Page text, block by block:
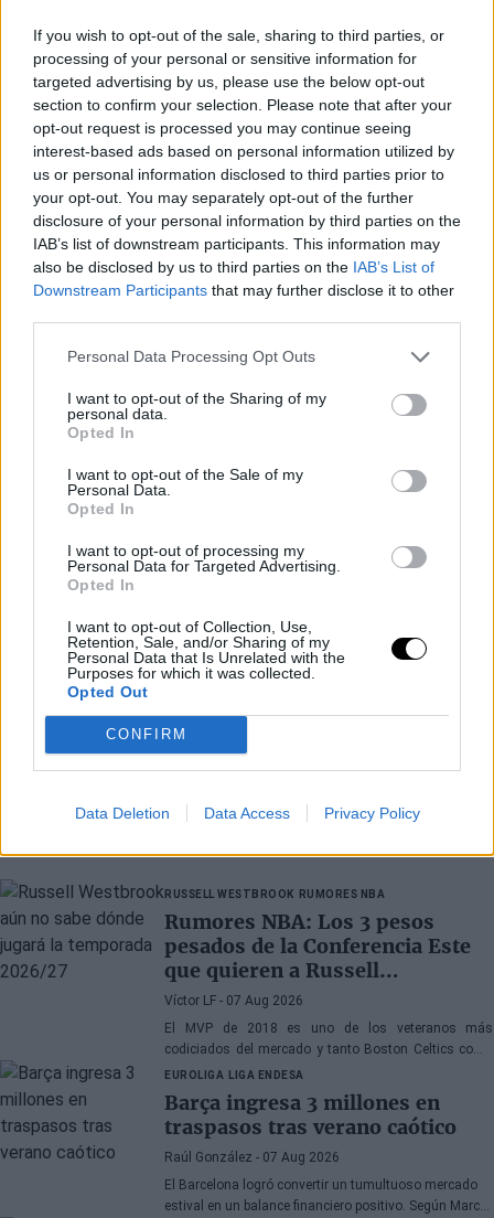
If you wish to opt-out of the sale, sharing to third parties, or
processing of your personal or sensitive information for
targeted advertising by us, please use the below opt-out
section to confirm your selection. Please note that after your
opt-out request is processed you may continue seeing
interest-based ads based on personal information utilized by
us or personal information disclosed to third parties prior to
your opt-out. You may separately opt-out of the further
disclosure of your personal information by third parties on the
IAB’s list of downstream participants. This information may
also be disclosed by us to third parties on the IAB’s List of
Downstream Participants that may further disclose it to other
Personal Data Processing Opt Outs
I want to opt-out of the Sharing of my
personal data.
Opted In
I want to opt-out of the Sale of my
Personal Data.
Opted In
I want to opt-out of processing my
Personal Data for Targeted Advertising.
Opted In
I want to opt-out of Collection, Use,
Retention, Sale, and/or Sharing of my
Personal Data that Is Unrelated with the
Purposes for which it was collected.
Opted Out
CONFIRM
Data Deletion Data Access Privacy Policy
La burrada que nos dejó anoche Ja Morant 💥
pic.twitter.com/LzsG8EGpdw
— Pasion Basket (@PasionBasketNBA)
October 25,
Ja Morant just hilariously baited Ben Simmons into
fouling outhttps://t.co/pU9Em4dJRC
pic.twitter.com/tH7fAzQmtp
— Rob Perez (@WorldWideWob)
Últimos artículos
RUSSELL WESTBROOK RUMORES NBA
Rumores NBA: Los 3 pesos
pesados de la Conferencia Este
que quieren a Russell
Westbrook
Víctor LF - 07 Aug 2026
El MVP de 2018 es uno de los veteranos más
codiciados del mercado y tanto Boston Celtics como
Cleveland Cavaliers y Detroit Pistons estarían
interesados en hacerse con sus servicios
EUROLIGA LIGA ENDESA
Barça ingresa 3 millones en
traspasos tras verano caótico
Raúl González - 07 Aug 2026
El Barcelona logró convertir un tumultuoso mercado
estival en un balance financiero positivo. Según Marc